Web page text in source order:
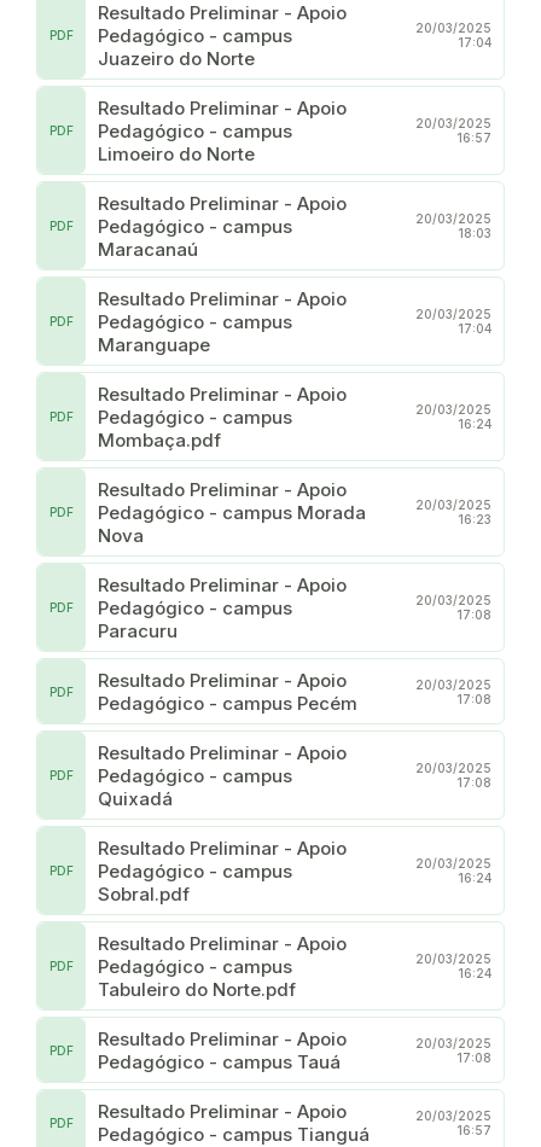
Resultado Preliminar - Apoio
Pedagógico - campus
Juazeiro do Norte
PDF
20/03/2025
17:04
Resultado Preliminar - Apoio
Pedagógico - campus
Limoeiro do Norte
PDF
20/03/2025
16:57
Resultado Preliminar - Apoio
Pedagógico - campus
Maracanaú
PDF
20/03/2025
18:03
Resultado Preliminar - Apoio
Pedagógico - campus
Maranguape
PDF
20/03/2025
17:04
Resultado Preliminar - Apoio
Pedagógico - campus
Mombaça.pdf
PDF
20/03/2025
16:24
Resultado Preliminar - Apoio
Pedagógico - campus Morada
Nova
PDF
20/03/2025
16:23
Resultado Preliminar - Apoio
Pedagógico - campus
Paracuru
PDF
20/03/2025
17:08
Resultado Preliminar - Apoio
Pedagógico - campus Pecém
PDF
20/03/2025
17:08
Resultado Preliminar - Apoio
Pedagógico - campus
Quixadá
PDF
20/03/2025
17:08
Resultado Preliminar - Apoio
Pedagógico - campus
Sobral.pdf
PDF
20/03/2025
16:24
Resultado Preliminar - Apoio
Pedagógico - campus
Tabuleiro do Norte.pdf
PDF
20/03/2025
16:24
Resultado Preliminar - Apoio
Pedagógico - campus Tauá
PDF
20/03/2025
17:08
Resultado Preliminar - Apoio
Pedagógico - campus Tianguá
PDF
20/03/2025
16:57